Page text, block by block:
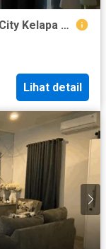
Disewakan rumah 2 lantai di Sedayu City Kelapa Gading
Lihat detail